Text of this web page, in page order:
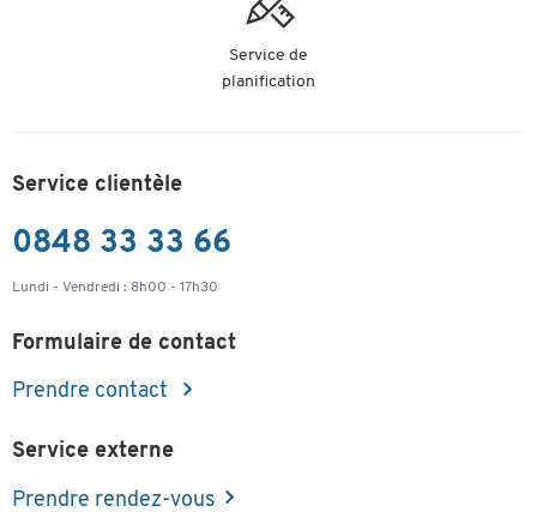
Konferenztischsysteme
Wählen Sie ihr Modell:
Service de
planification
Service clientèle
0848 33 33 66
Lundi - Vendredi : 8h00 - 17h30
Formulaire de contact
Prendre contact
Service externe
Prendre rendez-vous